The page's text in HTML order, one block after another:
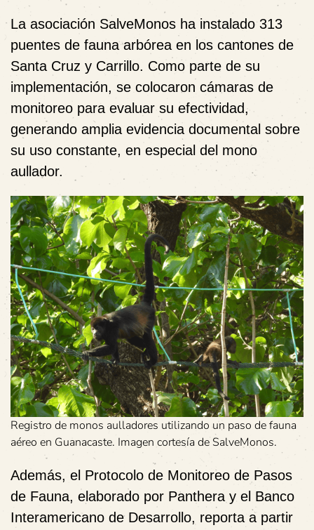
La asociación SalveMonos ha instalado 313
puentes de fauna arbórea en los cantones de
Santa Cruz y Carrillo. Como parte de su
implementación, se colocaron cámaras de
monitoreo para evaluar su efectividad,
generando amplia evidencia documental sobre
su uso constante, en especial del mono
aullador.
Registro de monos aulladores utilizando un paso de fauna
aéreo en Guanacaste. Imagen cortesía de SalveMonos.
Además, el Protocolo de Monitoreo de Pasos
de Fauna, elaborado por Panthera y el Banco
Interamericano de Desarrollo, reporta a partir